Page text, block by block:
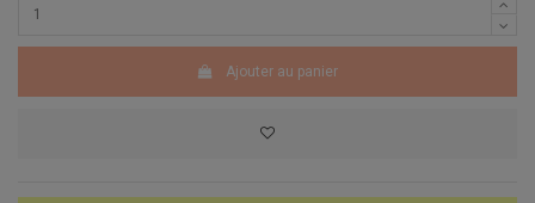
Ajouter au panier